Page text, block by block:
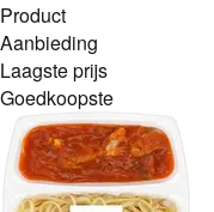
Product
Aanbieding
Laagste prijs
Goedkoopste